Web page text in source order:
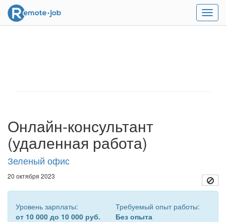
Меню
Онлайн-консультант
(удаленная работа)
Зеленый офис
20 октября 2023
Уровень зарплаты:
от 10 000 до 10 000 руб.
Требуемый опыт работы:
Без опыта